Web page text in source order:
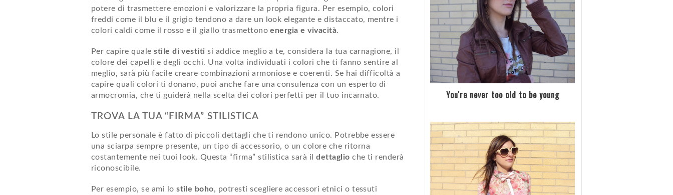
potere di trasmettere emozioni e valorizzare la propria figura. Per esempio, colori
freddi come il blu e il grigio tendono a dare un look elegante e distaccato, mentre i
colori caldi come il rosso e il giallo trasmettono energia e vivacità.
Per capire qualestile di vestiti si addice meglio a te, considera la tua carnagione, il
colore dei capelli e degli occhi. Una volta individuati i colori che ti fanno sentire al
meglio, sarà più facile creare combinazioni armoniose e coerenti. Se hai difficoltà a
capire quali colori ti donano, puoi anche fare una consulenza con un esperto di
armocromia, che ti guiderà nella scelta dei colori perfetti per il tuo incarnato.
TROVA LA TUA “FIRMA” STILISTICA
Lo stile personale è fatto di piccoli dettagli che ti rendono unico. Potrebbe essere
una sciarpa sempre presente, un tipo di accessorio, o un colore che ritorna
costantemente nei tuoi look. Questa “firma” stilistica sarà ildettaglio che ti renderà
riconoscibile.
Per esempio, se ami lostile boho, potresti scegliere accessori etnici o tessuti
You're never too old to be young